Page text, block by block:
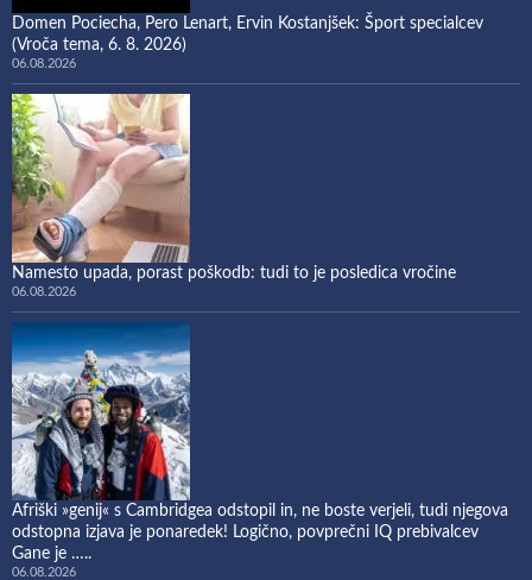
Domen Pociecha, Pero Lenart, Ervin Kostanjšek: Šport specialcev
(Vroča tema, 6. 8. 2026)
06.08.2026
Namesto upada, porast poškodb: tudi to je posledica vročine
06.08.2026
Afriški »genij« s Cambridgea odstopil in, ne boste verjeli, tudi njegova
odstopna izjava je ponaredek! Logično, povprečni IQ prebivalcev
Gane je …..
06.08.2026